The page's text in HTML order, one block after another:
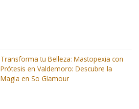
Transforma tu Belleza: Mastopexia con
Prótesis en Valdemoro: Descubre la
Magia en So Glamour